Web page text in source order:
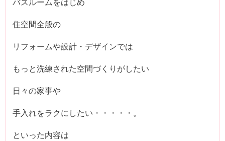
住空間全般の
リフォームや設計・デザインでは
もっと洗練された空間づくりがしたい
日々の家事や
手入れをラクにしたい・・・・・。
といった内容は